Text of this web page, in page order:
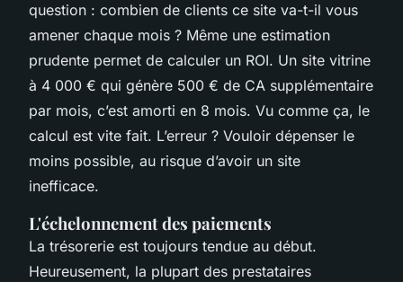
question : combien de clients ce site va-t-il vous
amener chaque mois ? Même une estimation
prudente permet de calculer un ROI. Un site vitrine
à 4 000 € qui génère 500 € de CA supplémentaire
par mois, c’est amorti en 8 mois. Vu comme ça, le
calcul est vite fait. L’erreur ? Vouloir dépenser le
moins possible, au risque d’avoir un site
inefficace.
L'échelonnement des paiements
La trésorerie est toujours tendue au début.
Heureusement, la plupart des prestataires